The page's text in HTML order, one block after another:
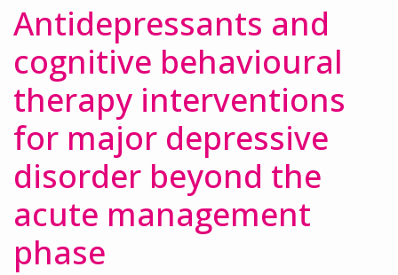
Antidepressants and
cognitive behavioural
therapy interventions
for major depressive
disorder beyond the
acute management
phase